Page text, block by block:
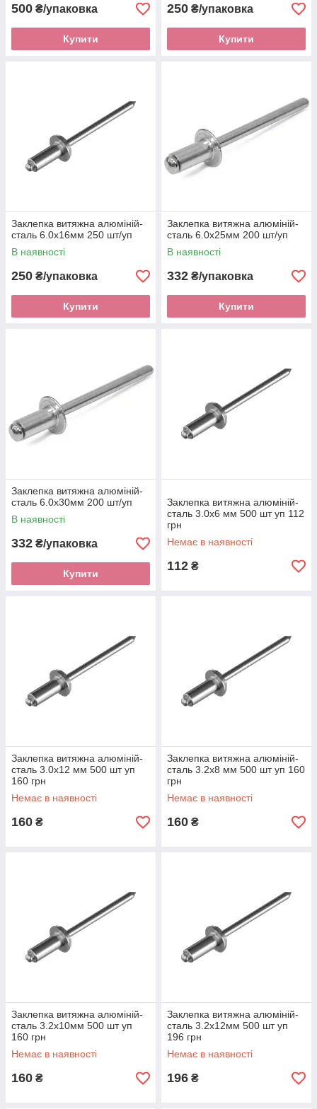
500 ₴/упаковка
Купити
250 ₴/упаковка
Купити
Заклепка витяжна алюміній-
сталь 6.0х16мм 250 шт/уп
В наявності
250 ₴/упаковка
Купити
Заклепка витяжна алюміній-
сталь 6.0х25мм 200 шт/уп
В наявності
332 ₴/упаковка
Купити
Заклепка витяжна алюміній-
сталь 6.0х30мм 200 шт/уп
В наявності
332 ₴/упаковка
Купити
Заклепка витяжна алюміній-
сталь 3.0х6 мм 500 шт уп 112
грн
Немає в наявності
112 ₴
Заклепка витяжна алюміній-
сталь 3.0х12 мм 500 шт уп
160 грн
Немає в наявності
160 ₴
Заклепка витяжна алюміній-
сталь 3.2х8 мм 500 шт уп 160
грн
Немає в наявності
160 ₴
Заклепка витяжна алюміній-
сталь 3.2х10мм 500 шт уп
160 грн
Немає в наявності
160 ₴
Заклепка витяжна алюміній-
сталь 3.2х12мм 500 шт уп
196 грн
Немає в наявності
196 ₴